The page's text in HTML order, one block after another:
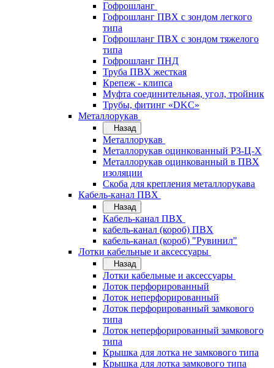
Гофрошланг
Гофрошланг ПВХ с зондом легкого
типа
Гофрошланг ПВХ с зондом тяжелого
типа
Гофрошланг ПНД
Труба ПВХ жесткая
Крепеж - клипса
Муфта соединительная, угол, тройник
Трубы, фитинг «DKC»
Металлорукав
Назад
Металлорукав
Металлорукав оцинкованный РЗ-Ц-Х
Металлорукав оцинкованный в ПВХ
изоляции
Скоба для крепления металлорукава
Кабель-канал ПВХ
Назад
Кабель-канал ПВХ
кабель-канал (короб) ПВХ
кабель-канал (короб) "Рувинил"
Лотки кабельные и аксессуары
Назад
Лотки кабельные и аксессуары
Лоток перфорированный
Лоток неперфорированный
Лоток перфорированный замкового
типа
Лоток неперфорированный замкового
типа
Крышка для лотка не замкового типа
Крышка для лотка замкового типа